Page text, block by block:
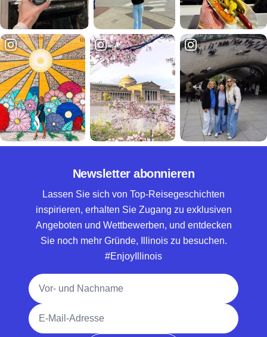
Newsletter abonnieren
Lassen Sie sich von Top-Reisegeschichten
inspirieren, erhalten Sie Zugang zu exklusiven
Angeboten und Wettbewerben, und entdecken
Sie noch mehr Gründe, Illinois zu besuchen.
#EnjoyIllinois
Vollständiger Name
E-Mail-Adresse